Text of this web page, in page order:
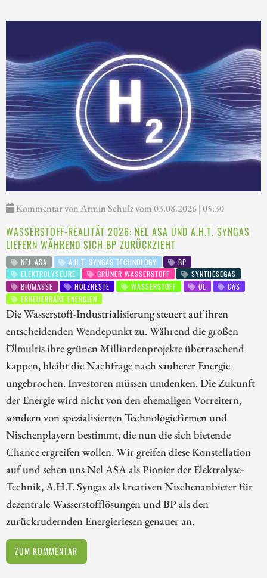
Kommentar von Armin Schulz vom 03.08.2026 | 05:30
WASSERSTOFF-REALITÄT 2026: NEL ASA UND A.H.T. SYNGAS
LIEFERN WÄHREND SICH BP ZURÜCKZIEHT
NEL ASA A.H.T. SYNGAS TECHNOLOGY
BP
ELEKTROLYSEURE
GRÜNER WASSERSTOFF
SYNTHESEGAS
BIOMASSE
HOLZRESTE WASSERSTOFF ÖL
GAS
ERNEUERBARE ENERGIEN
Die Wasserstoff-Industrialisierung steuert auf ihren
entscheidenden Wendepunkt zu. Während die großen
Ölmultis ihre grünen Milliardenprojekte überraschend
kappen, bleibt die Nachfrage nach sauberer Energie
ungebrochen. Investoren müssen umdenken. Die Zukunft
der Energie wird nicht von den ehemaligen Vorreitern,
sondern von spezialisierten Technologiefirmen und
Nischenplayern bestimmt, die nun die sich bietende
Chance ergreifen wollen. Wir greifen diese Konstellation
auf und sehen uns Nel ASA als Pionier der Elektrolyse-
Technik, A.H.T. Syngas als kreativen Nischenanbieter für
dezentrale Wasserstofflösungen und BP als den
zurückrudernden Energieriesen genauer an.
ZUM KOMMENTAR